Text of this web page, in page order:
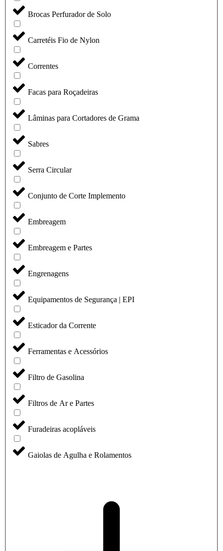
Brocas Perfurador de Solo
Carretéis Fio de Nylon
Correntes
Facas para Roçadeiras
Lâminas para Cortadores de Grama
Sabres
Serra Circular
Conjunto de Corte Implemento
Embreagem
Embreagem e Partes
Engrenagens
Equipamentos de Segurança | EPI
Esticador da Corrente
Ferramentas e Acessórios
Filtro de Gasolina
Filtros de Ar e Partes
Furadeiras acopláveis
Gaiolas de Agulha e Rolamentos